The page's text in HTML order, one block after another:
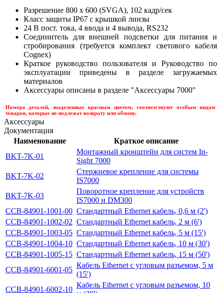
Разрешение 800 x 600 (SVGA), 102 кадр/сек
Класс защиты IP67 с крышкой линзы
24 В пост. тока, 4 ввода и 4 вывода, RS232
Соединитель для внешней подсветки для питания и
стробирования (требуется комплект светового кабеля
Cognex)
Краткое руководство пользователя и Руководство по
эксплуатации приведены в разделе загружаемых
материалов
Аксессуары описаны в разделе "Аксессуары 7000"
Номера деталей, выделенные красным цветом, соответствуют особым видам
товаров, которые не подлежат возврату или обмену.
Аксессуары
Документация
Наименование
Краткое описание
BKT-7K-01
Монтажный кронштейн для систем In-
Sight 7000
BKT-7K-02
Стержневое крепление для системы
IS7000
BKT-7K-03
Поворотное крепление для устройств
IS7000 и DM300
CCB-84901-1001-00 Стандартный Ethernet кабель, 0,6 м (2')
CCB-84901-1002-02 Стандартный Ethernet кабель, 2 м (6')
CCB-84901-1003-05 Стандартный Ethernet кабель, 5 м (15')
CCB-84901-1004-10 Стандартный Ethernet кабель, 10 м (30')
CCB-84901-1005-15 Стандартный Ethernet кабель, 15 м (50')
CCB-84901-6001-05
Кабель Ethernet с угловым разъемом, 5 м
(15')
CCB-84901-6002-10
Кабель Ethernet с угловым разъемом, 10